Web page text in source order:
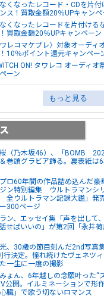
くなったレコード・CDを片付
ス！買取金額20％UPキャンペ
くなったレコードを片付ける
買取金額20％UPキャンペーン
ワレコマケプレ〉対象オーディ
10％ポイント還元キャンペー
ON! タワレコ オーディオ
ーン
もっと見る
（乃木坂46）、「BOMB
巻頭グラビア飾る。裏表紙は
ロ60年間の作品詰め込んだ豪
ン特別編集 ウルトラマンシ
全ウルトラマン記録大鑑」発
300ページ
ン、エッセイ集「声を出して
せばいいの」が第2回「永井
、30歳の節目刻んだ2nd写真
行決定。憧れ続けたヴェネツ
一生に一度の撮影
ょん、6年越しの念願叶った“
公開。イルミネーションで形
臓」で歌う切ないロマンス